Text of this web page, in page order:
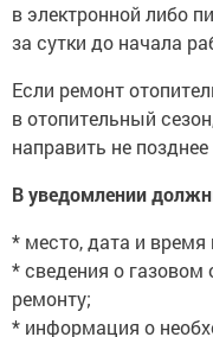
в электронной либо
за сутки до начала
Если ремонт
в отопительный
направить не
В уведомлении
* место, дата и время
* сведения о
ремонту;
* информация о